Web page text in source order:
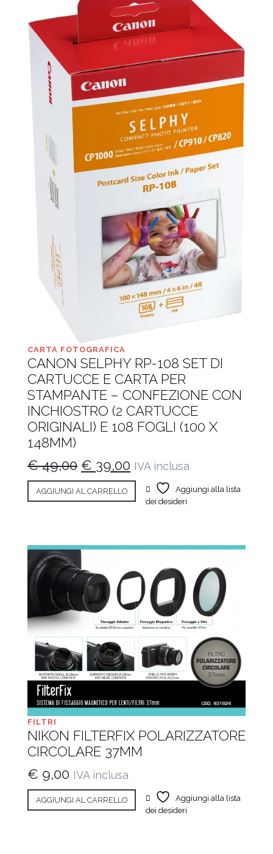
CARTA FOTOGRAFICA
CANON SELPHY RP-108 SET DI
CARTUCCE E CARTA PER
STAMPANTE – CONFEZIONE CON
INCHIOSTRO (2 CARTUCCE
ORIGINALI) E 108 FOGLI (100 X
148MM)
€49,00 Il
prezzo
originale
€ 49,00.
€ 39,00 Il
prezzo
attuale
€ 39,00.
IVA inclusa
AGGIUNGI AL CARRELLO
Aggiungi alla lista
dei desideri
FILTRI
NIKON FILTERFIX POLARIZZATORE
CIRCOLARE 37MM
€ 9,00 IVA inclusa
AGGIUNGI AL CARRELLO
Aggiungi alla lista
dei desideri